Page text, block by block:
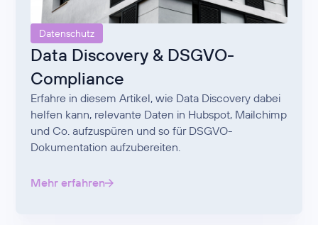
Datenschutz
Data Discovery & DSGVO-
Compliance
Erfahre in diesem Artikel, wie Data Discovery dabei
helfen kann, relevante Daten in Hubspot, Mailchimp
und Co. aufzuspüren und so für DSGVO-
Dokumentation aufzubereiten.
Mehr erfahren